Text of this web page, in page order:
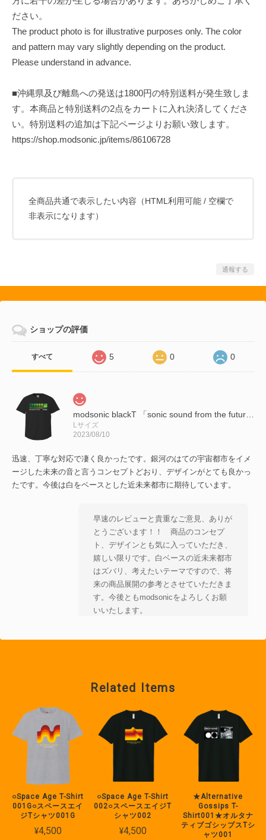
ださい。
The product photo is for illustrative purposes only. The color
and pattern may vary slightly depending on the product.
Please understand in advance.
■沖縄県及び離島への発送は1800円の特別送料が発生致しま
す。本商品と特別送料の2点をカートに入れ決済してくださ
い。特別送料の追加は下記ページよりお願い致します。
https://shop.modsonic.jp/items/86106728
全商品共通で表示したい内容（HTML利用可能 / 空欄で
非表示になります）
通報する
ショップの評価
すべて 5 0 0
Lサイズ
2023/08/10
迅速、丁寧な対応で凄く良かったです。銀河のはての宇宙都市をイメ
ージした未来の音と言うコンセプトどおり、デザインがとても良かっ
たです。今後は白をベースとした近未来都市に期待しています。
早速のレビューと貴重なご意見、ありが
とうございます！！ 商品のコンセプ
ト、デザインとも気に入っていただき、
嬉しい限りです。白ベースの近未来都市
はズバリ、考えたいテーマですので、将
来の商品展開の参考とさせていただきま
す。今後ともmodsonicをよろしくお願
いいたします。
2023/01/09
洗練されたデザイン！！ 装着のフィット感も良い！！ コンセプトの
「未来の宇宙都市」がしっかりある！！ . 個人的にサイバーパンク的
な要素も感じ「時計仕掛けのオレンジ」を思い出す！美しく平和な未
来と、それを守る厳格さや冷たさ様なものの両方を持ち合わせた様な
デザインが日常に緊張感を与えてくれる！！
コメントありがとうございました！商品
のコンセプト、質感についてのご感想も
ありがとうございます。これからも時計
Related Items
○Space Age T-Shirt
001G○スペースエイ
ジTシャツ001G
¥4,500
○Space Age T-Shirt
002○スペースエイジT
シャツ002
¥4,500
★Alternative
Gossips T-
Shirt001★オルタナ
ティブゴシップスTシ
ャツ001